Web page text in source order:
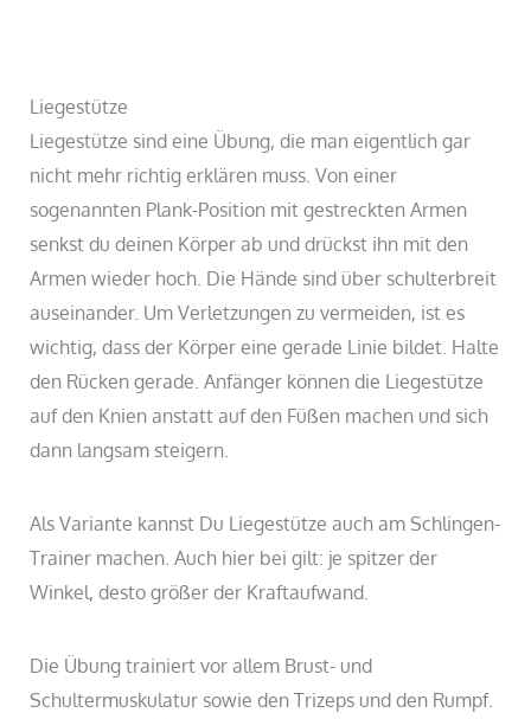
Liegestütze
Liegestütze sind eine Übung, die man eigentlich gar
nicht mehr richtig erklären muss. Von einer
sogenannten Plank-Position mit gestreckten Armen
senkst du deinen Körper ab und drückst ihn mit den
Armen wieder hoch. Die Hände sind über schulterbreit
auseinander. Um Verletzungen zu vermeiden, ist es
wichtig, dass der Körper eine gerade Linie bildet. Halte
den Rücken gerade. Anfänger können die Liegestütze
auf den Knien anstatt auf den Füßen machen und sich
dann langsam steigern.
Als Variante kannst Du Liegestütze auch am Schlingen-
Trainer machen. Auch hier bei gilt: je spitzer der
Winkel, desto größer der Kraftaufwand.
Die Übung trainiert vor allem Brust- und
Schultermuskulatur sowie den Trizeps und den Rumpf.